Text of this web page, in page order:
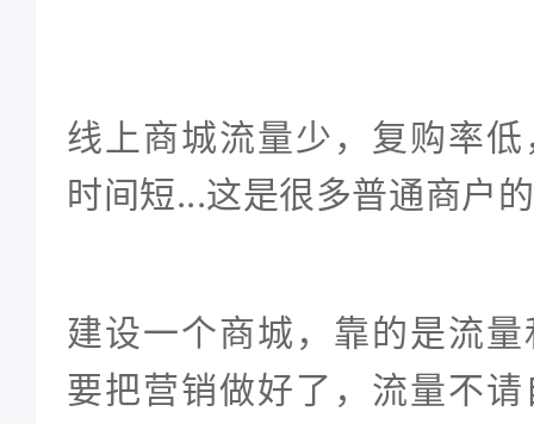
线上商城流量少，复购率
时间短...这是很多普通商户
建设一个商城，靠的是流
要把营销做好了，流量不